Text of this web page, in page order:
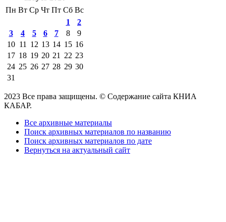
Пн Вт Ср Чт Пт Сб Вс
1
2
3
4 5 6 7 8
9
10 11 12 13 14 15 16
17 18 19 20 21 22 23
24 25 26 27 28 29 30
31
2023 Все права защищены. © Содержание сайта КНИА
КАБАР.
Все архивные материалы
Поиск архивных материалов по названию
Поиск архивных материалов по дате
Вернуться на актуальный сайт